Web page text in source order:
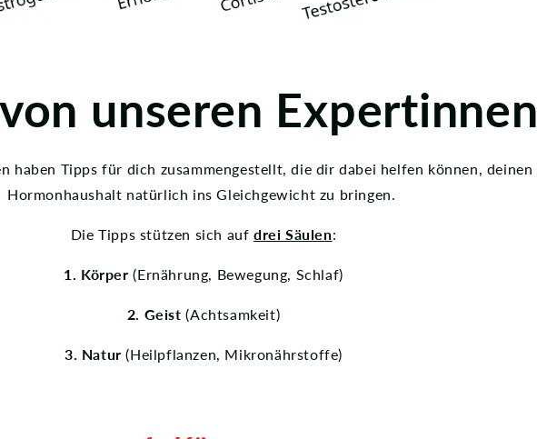
unseren Expertinnen
haben Tipps für dich zusammengestellt, die dir dabei helfen können, deinen
Hormonhaushalt natürlich ins Gleichgewicht zu bringen.
Die Tipps stützen sich auf drei Säulen:
1. Körper (Ernährung, Bewegung, Schlaf)
2. Geist (Achtsamkeit)
3. Natur (Heilpflanzen, Mikronährstoffe)